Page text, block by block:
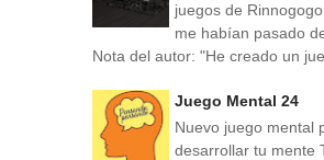
juegos de
me habían pasado
Nota del autor: "He creado un
Juego Mental 24
Nuevo juego mental
desarrollar tu mente